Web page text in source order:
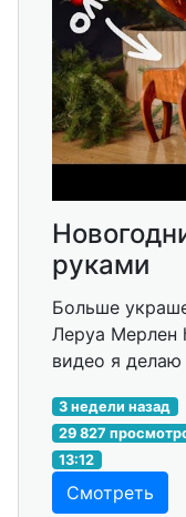
руками
Больше
Леруа Мерлен
видео я делаю
3 недели назад
29 827
13:12
Смотреть